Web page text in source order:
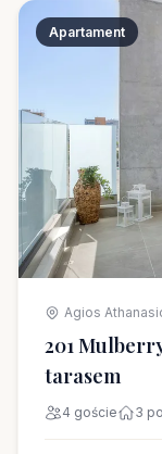
Apartament
Agios
201
tarasem
4 goście 3